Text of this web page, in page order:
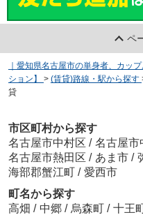
ペ
｜愛知県名古屋市の単身者、カッ
ション】
> (賃貸)路線・駅から探す
貸
市区町村から探す
名古屋市中村区 / 名古屋市
名古屋市熱田区 / あま市 /
海部郡蟹江町 / 愛西市
町名から探す
高畑 / 中郷 / 烏森町 / 十王